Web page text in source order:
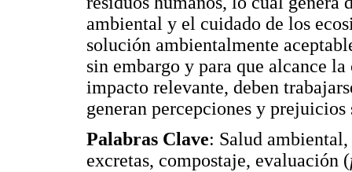
ambiental y el cuidado de los
solución ambientalmente
sin embargo y para que alcance
impacto relevante, deben
generan percepciones y
Palabras Clave: Salud
excretas, compostaje, evaluación (